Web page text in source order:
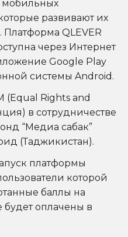
мобильных
развивают их
QLEVER
через Интернет
Google Play
системы Android.
(Equal Rights and
в сотрудничестве
“Медиа сабак”
(Таджикистан).
платформы
которой
баллы на
оплачены в